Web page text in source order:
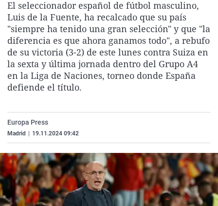
La rosa de los vientos
Gente viajera
Como el perro y el
Caso
Retornados
Equipo de
Operación Viuda
Extremadura
Galicia
La Rioja
Navarra
País Vasco
Virales
Televisión
Elecciones
El seleccionador español de fútbol masculino,
Luis de la Fuente, ha recalcado que su país
"siempre ha tenido una gran selección" y que "la
diferencia es que ahora ganamos todo", a rebufo
de su victoria (3-2) de este lunes contra Suiza en
la sexta y última jornada dentro del Grupo A4
en la Liga de Naciones, torneo donde España
defiende el título.
Europa Press
Madrid 19.11.2024 09:42